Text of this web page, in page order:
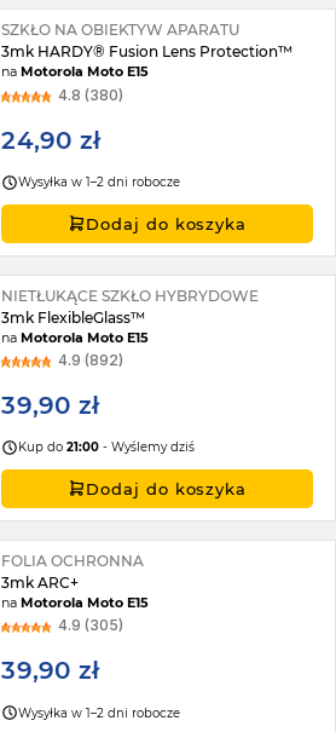
SZKŁO NA OBIEKTYW APARATU
3mk HARDY® Fusion Lens Protection™
naMotorola Moto E15
4.8 (380)
24,90 zł
Wysyłka w 1–2 dni robocze
Dodaj do koszyka
NIETŁUKĄCE SZKŁO HYBRYDOWE
3mk FlexibleGlass™
naMotorola Moto E15
4.9 (892)
39,90 zł
Kup do21:00 - Wyślemy dziś
Dodaj do koszyka
FOLIA OCHRONNA
3mk ARC+
naMotorola Moto E15
4.9 (305)
39,90 zł
Wysyłka w 1–2 dni robocze